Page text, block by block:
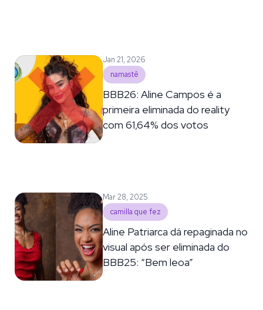
Jan 21, 2026
namastê
BBB26: Aline Campos é a
primeira eliminada do reality
com 61,64% dos votos
Mar 28, 2025
camilla que fez
Aline Patriarca dá repaginada no
visual após ser eliminada do
BBB25: “Bem leoa”